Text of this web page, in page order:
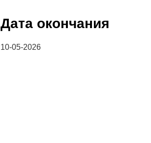
Дата окончания
10-05-2026